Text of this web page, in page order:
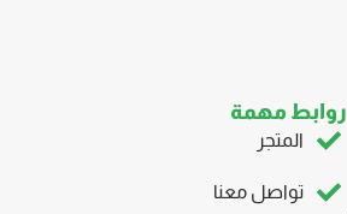
روابط مهمة
المتجر
تواصل معنا